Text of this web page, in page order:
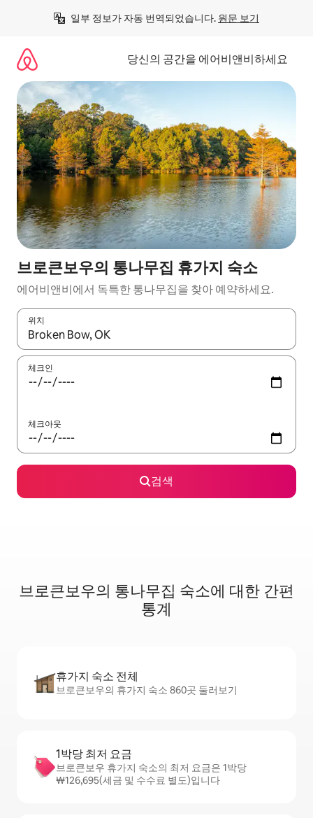
일부 정보가 자동 번역되었습니다. 원문 보기
당신의 공간을 에어비앤비하세요
브로큰보우의 통나무집 휴가지 숙소
에어비앤비에서 독특한 통나무집을 찾아 예약하세요.
위치
결과가 나오면 위·아래 화살표 키를 사용하거나 터치 또는 스와이
체크인
체크아웃
검색
브로큰보우의 통나무집 숙소에 대한 간편
통계
휴가지 숙소 전체
브로큰보우의 휴가지 숙소 860곳 둘러보기
1박당 최저 요금
브로큰보우 휴가지 숙소의 최저 요금은 1박당
₩126,695(세금 및 수수료 별도)입니다